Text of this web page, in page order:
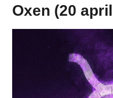
Oxen (20